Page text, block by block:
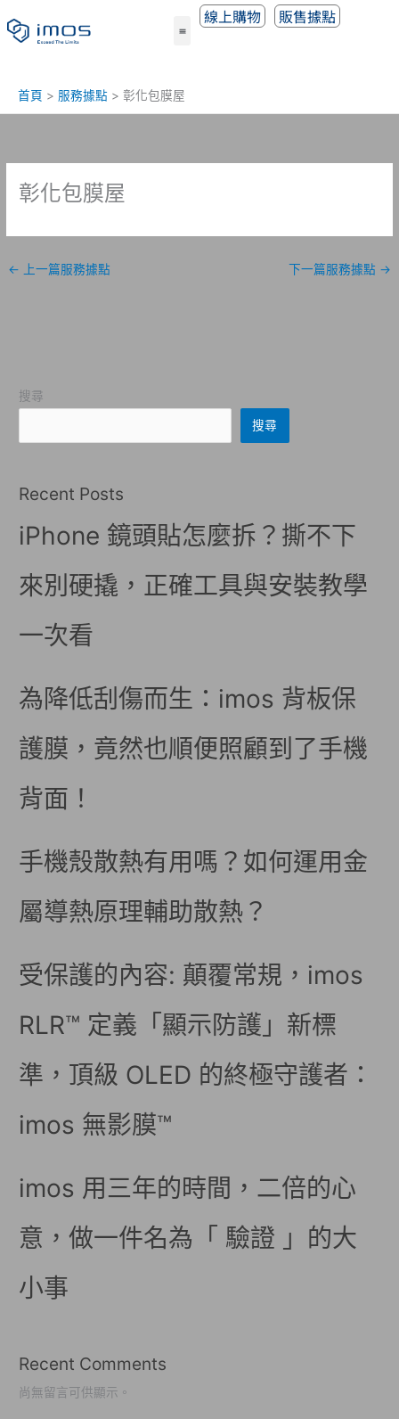
至
線上購物 販售據點
首頁 服務據點 彰化包膜屋
彰化包膜屋
← 上一篇服務據點 下一篇服務據點 →
搜尋
搜尋
Recent Posts
iPhone 鏡頭貼怎麼拆？撕不下
來別硬撬，正確工具與安裝教學
一次看
為降低刮傷而生：imos 背板保
護膜，竟然也順便照顧到了手機
背面！
手機殼散熱有用嗎？如何運用金
屬導熱原理輔助散熱？
受保護的內容: 顛覆常規，imos
RLR™ 定義「顯示防護」新標
準，頂級 OLED 的終極守護者：
imos 無影膜™
imos 用三年的時間，二倍的心
意，做一件名為「 驗證 」的大
小事
Recent Comments
尚無留言可供顯示。